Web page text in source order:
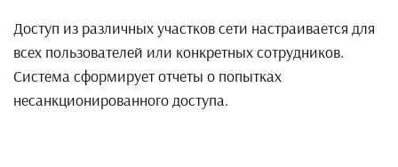
Доступ из различных участков сети настраивается для
всех пользователей или конкретных сотрудников.
Система сформирует отчеты о попытках
несанкционированного доступа.